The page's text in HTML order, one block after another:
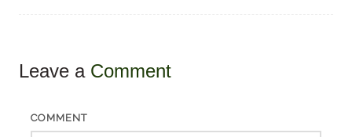
Leave a Comment
COMMENT